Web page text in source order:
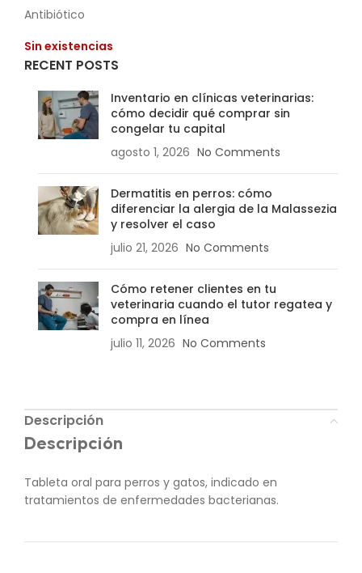
Antibiótico
Sin existencias
RECENT POSTS
Inventario en clínicas veterinarias:
cómo decidir qué comprar sin
congelar tu capital
agosto 1, 2026 No Comments
Dermatitis en perros: cómo
diferenciar la alergia de la Malassezia
y resolver el caso
julio 21, 2026 No Comments
Cómo retener clientes en tu
veterinaria cuando el tutor regatea y
compra en línea
julio 11, 2026 No Comments
Descripción
Descripción
Tableta oral para perros y gatos, indicado en
tratamientos de enfermedades bacterianas.